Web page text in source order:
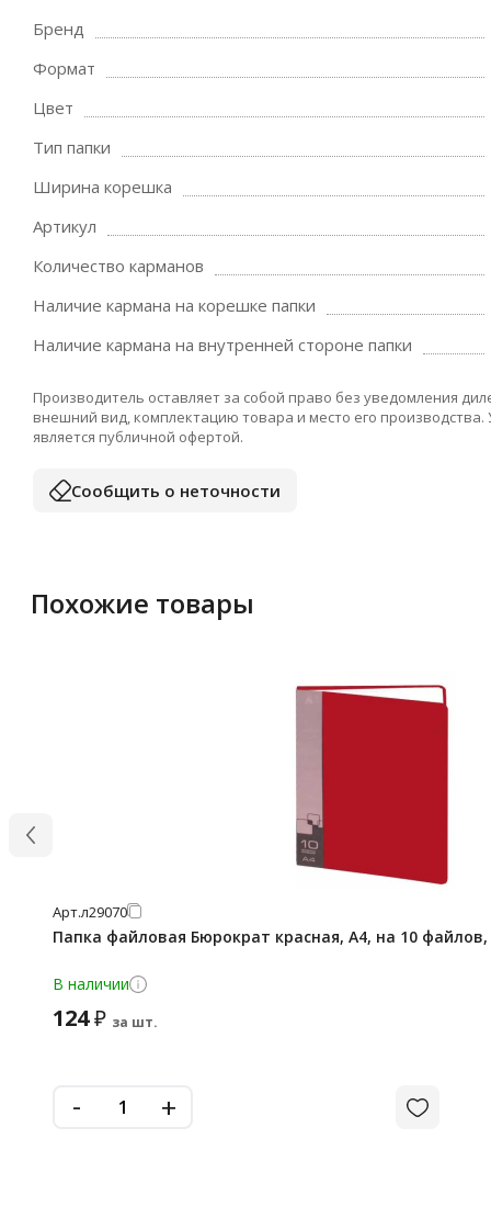
Бренд
Формат
Цвет
Тип папки
Ширина корешка
Артикул
Количество карманов
Наличие кармана на корешке папки
Наличие кармана на внутренней стороне папки
Производитель оставляет за собой право без уведомления
внешний вид, комплектацию товара и место его
является публичной офертой.
Сообщить о неточности
Похожие товары
Арт.л29070
Папка файловая Бюрократ красная, А4, на 10 файлов,
В наличии
124₽ за шт.
- +